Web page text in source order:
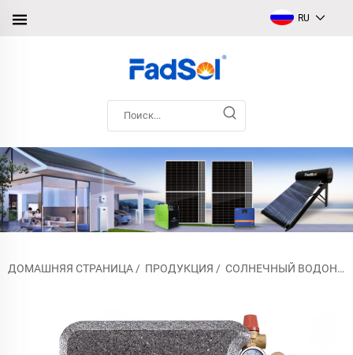
RU
ДОМАШНЯЯ СТРАНИЦА / ПРОДУКЦИЯ / СОЛНЕЧНЫЙ ВОДОНАГРЕВАТЕЛЬ